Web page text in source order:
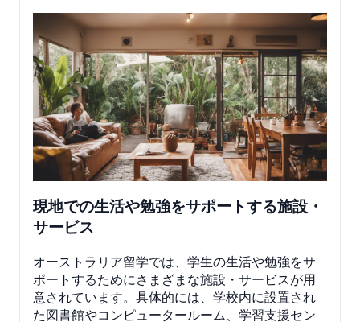
現地での生活や勉強をサポートする施設・
サービス
オーストラリア留学では、学生の生活や勉強をサ
ポートするためにさまざまな施設・サービスが用
意されています。具体的には、学校内に設置され
た図書館やコンピュータールーム、学習支援セン